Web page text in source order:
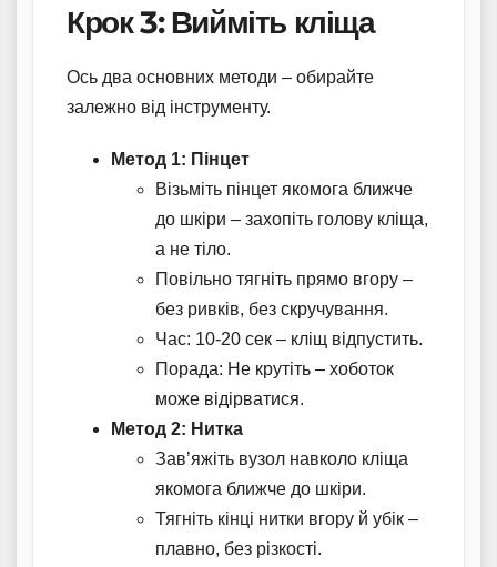
Крок 3: Вийміть кліща
Ось два основних методи – обирайте
залежно від інструменту.
Метод 1: Пінцет
Візьміть пінцет якомога ближче
до шкіри – захопіть голову кліща,
а не тіло.
Повільно тягніть прямо вгору –
без ривків, без скручування.
Час: 10-20 сек – кліщ відпустить.
Порада: Не крутіть – хоботок
може відірватися.
Метод 2: Нитка
Зав’яжіть вузол навколо кліща
якомога ближче до шкіри.
Тягніть кінці нитки вгору й убік –
плавно, без різкості.